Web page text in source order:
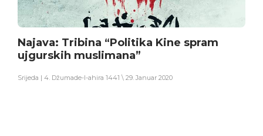
Najava: Tribina “Politika Kine spram
ujgurskih muslimana”
Srijeda | 4. Džumade-l-ahira 1441 \ 29. Januar 2020